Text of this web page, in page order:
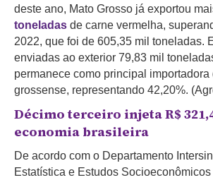
deste ano, Mato Grosso já exportou
toneladas de carne vermelha,
2022, que foi de 605,35 mil toneladas.
enviadas ao exterior 79,83 mil
permanece como principal importadora
grossense, representando 42,20%.
Décimo terceiro injeta R$
economia brasileira
De acordo com o Departamento
Estatística e Estudos